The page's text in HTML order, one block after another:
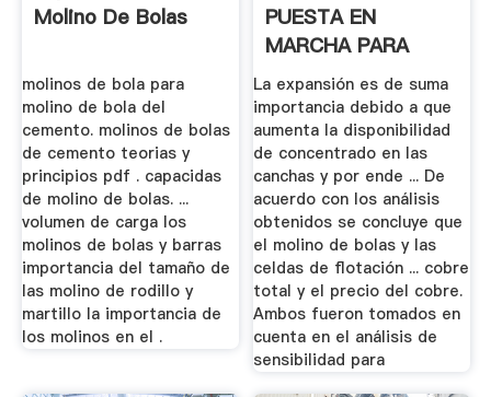
Molino De Bolas
molinos de bola para
molino de bola del
cemento. molinos de bolas
de cemento teorias y
principios pdf . capacidas
de molino de bolas. ...
volumen de carga los
molinos de bolas y barras
importancia del tamaño de
las molino de rodillo y
martillo la importancia de
los molinos en el .
PUESTA EN
MARCHA PARA
MOLINO DE BOLAS
.
La expansión es de suma
importancia debido a que
aumenta la disponibilidad
de concentrado en las
canchas y por ende ... De
acuerdo con los análisis
obtenidos se concluye que
el molino de bolas y las
celdas de flotación ... cobre
total y el precio del cobre.
Ambos fueron tomados en
cuenta en el análisis de
sensibilidad para